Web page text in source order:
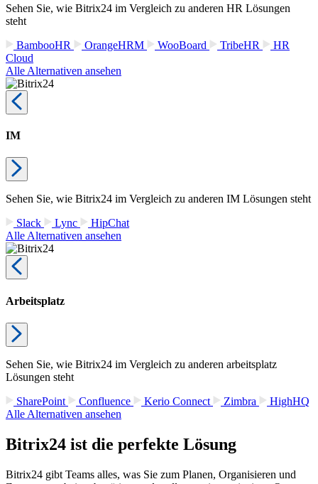
Sehen Sie, wie Bitrix24 im Vergleich zu anderen HR Lösungen
steht
BambooHR
OrangeHRM WooBoard TribeHR
HR
Cloud
Alle Alternativen ansehen
IM
Sehen Sie, wie Bitrix24 im Vergleich zu anderen IM Lösungen steht
Slack
Lync
HipChat
Alle Alternativen ansehen
Arbeitsplatz
Sehen Sie, wie Bitrix24 im Vergleich zu anderen arbeitsplatz
Lösungen steht
SharePoint
Confluence Kerio Connect Zimbra
HighHQ
Alle Alternativen ansehen
Bitrix24 ist die perfekte Lösung
Bitrix24 gibt Teams alles, was Sie zum Planen, Organisieren und